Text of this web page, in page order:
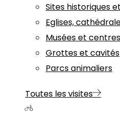
Sites historiques
Eglises,
Musées et
Grottes et cavités
Parcs animaliers
Toutes les visites